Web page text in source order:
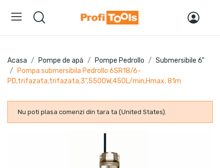
Acasa Pompe de apă Pompe Pedrollo
Submersibile 6"
Pompa submersibila Pedrollo 6SR18/6-
PD,trifazata,trifazata,3",5500W,450L/min,Hmax. 81m
Nu poti plasa comenzi din tara ta (United States).